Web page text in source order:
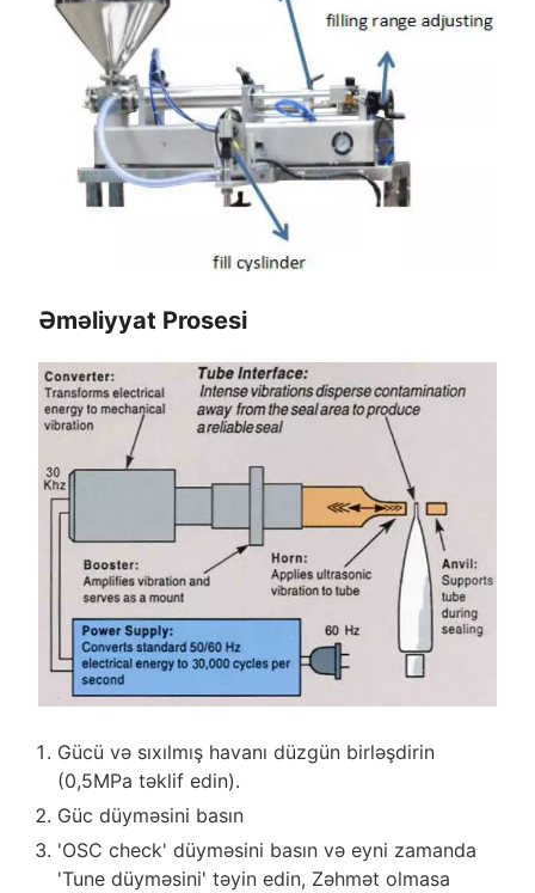
Əməliyyat Prosesi
Gücü və sıxılmış havanı düzgün birləşdirin
(0,5MPa təklif edin).
Güc düyməsini basın
'OSC check' düyməsini basın və eyni zamanda
'Tune düyməsini' təyin edin, Zəhmət olmasa